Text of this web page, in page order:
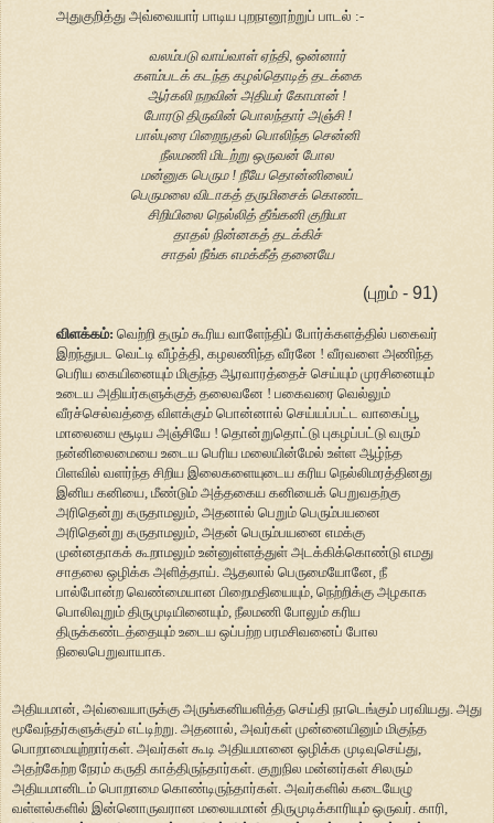
அதுகுறித்து அவ்வையார் பாடிய புறநானூற்றுப் பாடல் :-
வலம்படு வாய்வாள் ஏந்தி, ஒன்னார்
களம்படக் கடந்த கழல்தொடித் தடக்கை
ஆர்கலி நறவின் அதியர் கோமான் !
போரடு திருவின் பொலந்தார் அஞ்சி !
பால்புரை பிறைநுதல் பொலிந்த சென்னி
நீலமணி மிடற்று ஒருவன் போல
மன்னுக பெரும ! நீயே தொன்னிலைப்
பெருமலை விடாகத் தருமிசைக் கொண்ட
சிறியிலை நெல்லித் தீங்கனி குறியா
தாதல் நின்னகத் தடக்கிச்
சாதல் நீங்க எமக்கீத் தனையே
(புறம் - 91)
விளக்கம்: வெற்றி தரும் கூரிய வாளேந்திப் போர்க்களத்தில் பகைவர்
இறந்துபட வெட்டி வீழ்த்தி, கழலணிந்த வீரனே ! வீரவளை அணிந்த
பெரிய கையினையும் மிகுந்த ஆரவாரத்தைச் செய்யும் முரசினையும்
உடைய அதியர்களுக்குத் தலைவனே ! பகைவரை வெல்லும்
வீரச்செல்வத்தை விளக்கும் பொன்னால் செய்யப்பட்ட வாகைப்பூ
மாலையை சூடிய அஞ்சியே ! தொன்றுதொட்டு புகழப்பட்டு வரும்
நன்னிலைமையை உடைய பெரிய மலையின்மேல் உள்ள ஆழ்ந்த
பிளவில் வளர்ந்த சிறிய இலைகளையுடைய கரிய நெல்லிமரத்தினது
இனிய கனியை, மீண்டும் அத்தகைய கனியைக் பெறுவதற்கு
அரிதென்று கருதாமலும், அதனால் பெறும் பெரும்பயனை
அரிதென்று கருதாமலும், அதன் பெரும்பயனை எமக்கு
முன்னதாகக் கூறாமலும் உன்னுள்ளத்துள் அடக்கிக்கொண்டு எமது
சாதலை ஒழிக்க அளித்தாய். ஆதலால் பெருமையோனே, நீ
பால்போன்ற வெண்மையான பிறைமதியையும், நெற்றிக்கு அழகாக
பொலிவுறும் திருமுடியினையும், நீலமணி போலும் கரிய
திருக்கண்டத்தையும் உடைய ஒப்பற்ற பரமசிவனைப் போல
நிலைபெறுவாயாக.
அதியமான், அவ்வையாருக்கு அருங்கனியளித்த செய்தி நாடெங்கும் பரவியது. அது
மூவேந்தர்களுக்கும் எட்டிற்று. அதனால், அவர்கள் முன்னையினும் மிகுந்த
பொறாமையுற்றார்கள். அவர்கள் கூடி அதியமானை ஒழிக்க முடிவுசெய்து,
அதற்கேற்ற நேரம் கருதி காத்திருந்தார்கள். குறுநில மன்னர்கள் சிலரும்
அதியமானிடம் பொறாமை கொண்டிருந்தார்கள். அவர்களில் கடையேழு
வள்ளல்களில் இன்னொருவரான மலையமான் திருமுடிக்காரியும் ஒருவர். காரி,